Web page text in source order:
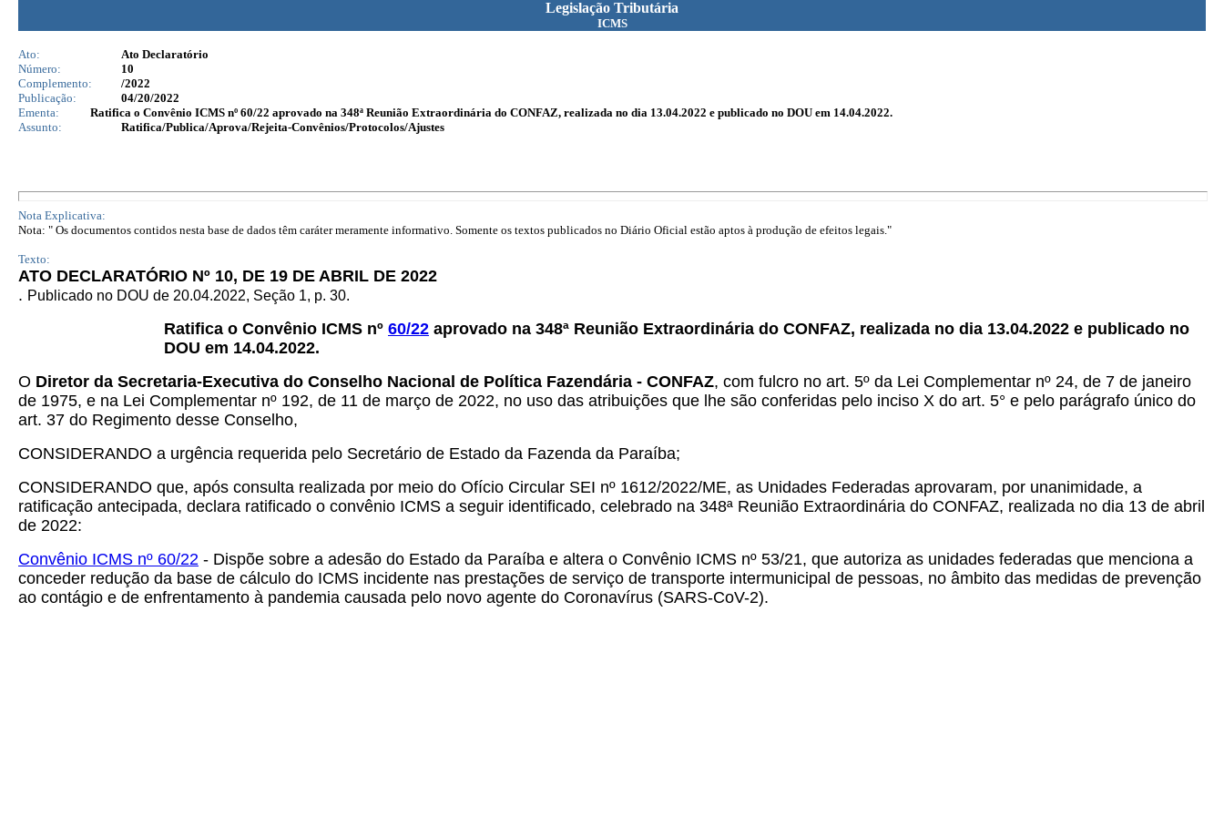
Legislação Tributária
ICMS
Ato:
Ato Declaratório
Número:
10
Complemento:
/2022
Publicação:
04/20/2022
Ementa:
Ratifica o Convênio ICMS nº 60/22 aprovado na 348ª Reunião Extraordinária do CONFAZ, realizada no dia 13.04.2022 e publicado no DOU em 14.04.2022.
Assunto:
Ratifica/Publica/Aprova/Rejeita-Convênios/Protocolos/Ajustes
Nota Explicativa:
Nota: " Os documentos contidos nesta base de dados têm caráter meramente informativo. Somente os textos publicados no Diário Oficial estão aptos à produção de efeitos legais."
Texto:
ATO DECLARATÓRIO Nº 10, DE 19 DE ABRIL DE 2022
. Publicado no DOU de 20.04.2022, Seção 1, p. 30.
Ratifica o Convênio ICMS nº 60/22 aprovado na 348ª Reunião Extraordinária do CONFAZ, realizada no dia 13.04.2022 e publicado no
DOU em 14.04.2022.
O Diretor da Secretaria-Executiva do Conselho Nacional de Política Fazendária - CONFAZ, com fulcro no art. 5º da Lei Complementar nº 24, de 7 de janeiro
de 1975, e na Lei Complementar nº 192, de 11 de março de 2022, no uso das atribuições que lhe são conferidas pelo inciso X do art. 5° e pelo parágrafo único do
art. 37 do Regimento desse Conselho,
CONSIDERANDO a urgência requerida pelo Secretário de Estado da Fazenda da Paraíba;
CONSIDERANDO que, após consulta realizada por meio do Ofício Circular SEI nº 1612/2022/ME, as Unidades Federadas aprovaram, por unanimidade, a
ratificação antecipada, declara ratificado o convênio ICMS a seguir identificado, celebrado na 348ª Reunião Extraordinária do CONFAZ, realizada no dia 13 de abril
de 2022:
Convênio ICMS nº 60/22 - Dispõe sobre a adesão do Estado da Paraíba e altera o Convênio ICMS nº 53/21, que autoriza as unidades federadas que menciona a
conceder redução da base de cálculo do ICMS incidente nas prestações de serviço de transporte intermunicipal de pessoas, no âmbito das medidas de prevenção
ao contágio e de enfrentamento à pandemia causada pelo novo agente do Coronavírus (SARS-CoV-2).